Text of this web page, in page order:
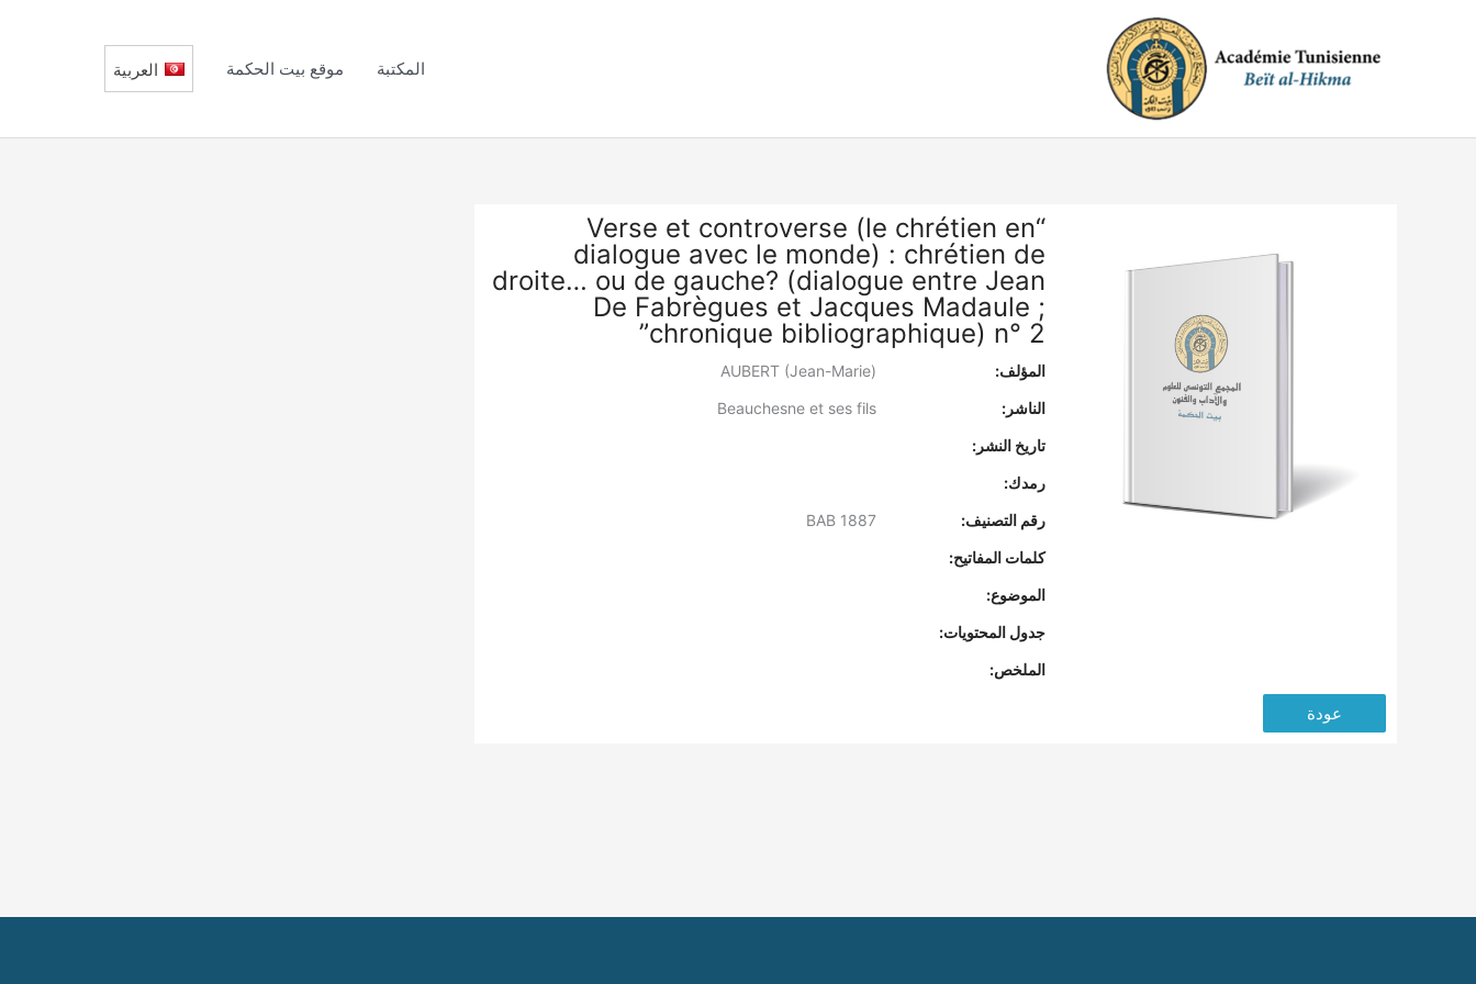
المكتبة موقع بيت الحكمة العربية
“Verse et controverse (le chrétien en
dialogue avec le monde) : chrétien de
droite… ou de gauche? (dialogue entre Jean
De Fabrègues et Jacques Madaule ;
chronique bibliographique) n° 2”
المؤلف:
الناشر:
تاريخ النشر:
رمدك:
رقم التصنيف:
كلمات المفاتيح:
الموضوع:
جدول المحتويات:
الملخص:
عودة